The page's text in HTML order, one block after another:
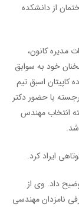
رشته راه و ساختمان از دانشکده
مدیره کانون،
خود به سوابق
اسبق تیم
با حضور دکتر
انتخاب مهندس
ایراد کرد.
داد. وی از
نامزدان مهندسی